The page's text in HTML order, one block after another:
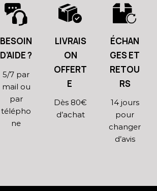
BESOIN
D’AIDE ?
5/7 par
mail ou
par
télépho
ne
LIVRAIS
ON
OFFERT
E
Dès 80€
d’achat
ÉCHAN
GES ET
RETOU
RS
14 jours
pour
changer
d’avis